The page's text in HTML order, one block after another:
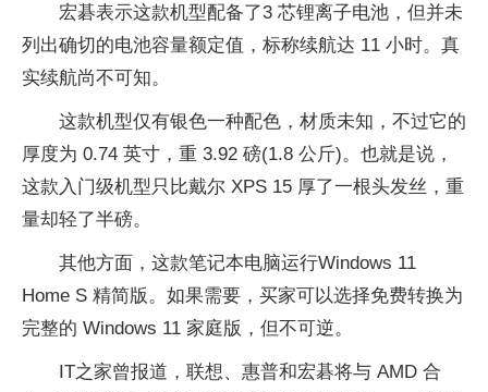
宏碁表示这款机型配备了3 芯锂离子电池，但并未
列出确切的电池容量额定值，标称续航达 11 小时。真
实续航尚不可知。
这款机型仅有银色一种配色，材质未知，不过它的
厚度为 0.74 英寸，重 3.92 磅(1.8 公斤)。也就是说，
这款入门级机型只比戴尔 XPS 15 厚了一根头发丝，重
量却轻了半磅。
其他方面，这款笔记本电脑运行Windows 11
Home S 精简版。如果需要，买家可以选择免费转换为
完整的 Windows 11 家庭版，但不可逆。
IT之家曾报道，联想、惠普和宏碁将与 AMD 合